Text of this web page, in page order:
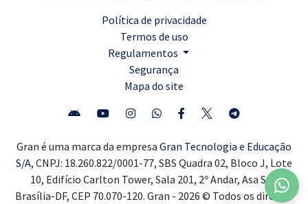
Política de privacidade
Termos de uso
Regulamentos
Segurança
Mapa do site
Gran é uma marca da empresa Gran Tecnologia e Educação
S/A, CNPJ: 18.260.822/0001-77, SBS Quadra 02, Bloco J, Lote
10, Edifício Carlton Tower, Sala 201, 2º Andar, Asa Sul,
Brasília-DF, CEP 70.070-120. Gran - 2026 © Todos os direitos